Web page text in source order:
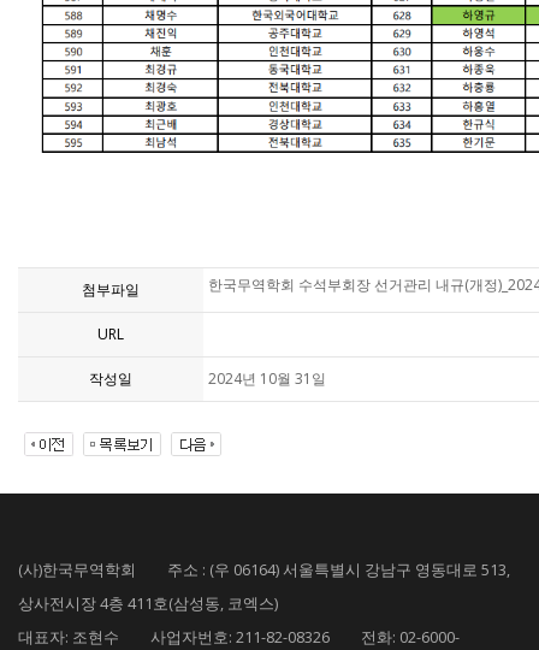
첨부파일 한국무역학회 수석부회장 선거관리 내규(개정
URL
작성일 2024년 10월 31일
(사)한국무역학회 주소 : (우 06164) 서울특별시 강남구 영동대로 513,
상사전시장 4층 411호(삼성동, 코엑스)
대표자: 조현수 사업자번호: 211-82-08326 전화: 02-6000-